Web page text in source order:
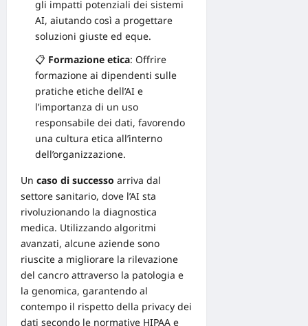
gli impatti potenziali dei sistemi
AI, aiutando così a progettare
soluzioni giuste ed eque.
📋 Formazione etica: Offrire
formazione ai dipendenti sulle
pratiche etiche dell’AI e
l’importanza di un uso
responsabile dei dati, favorendo
una cultura etica all’interno
dell’organizzazione.
Un caso di successo arriva dal
settore sanitario, dove l’AI sta
rivoluzionando la diagnostica
medica. Utilizzando algoritmi
avanzati, alcune aziende sono
riuscite a migliorare la rilevazione
del cancro attraverso la patologia e
la genomica, garantendo al
contempo il rispetto della privacy dei
dati secondo le normative HIPAA e